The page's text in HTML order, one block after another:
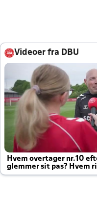
Videoer fra DBU
Hvem overtager nr.10
glemmer sit pas? Hvem
altid til efter kampe?